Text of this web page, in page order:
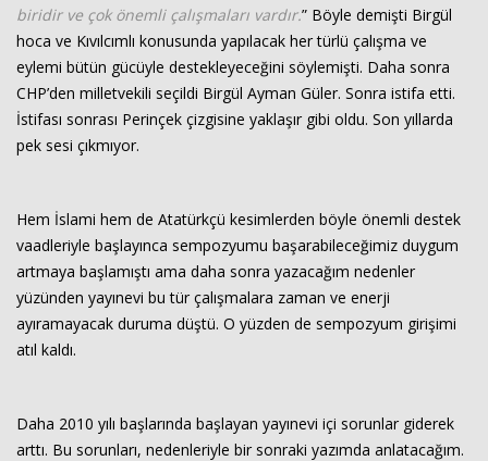
biridir ve çok önemli çalışmaları vardır.” Böyle demişti Birgül
hoca ve Kıvılcımlı konusunda yapılacak her türlü çalışma ve
eylemi bütün gücüyle destekleyeceğini söylemişti. Daha sonra
CHP’den milletvekili seçildi Birgül Ayman Güler. Sonra istifa etti.
İstifası sonrası Perinçek çizgisine yaklaşır gibi oldu. Son yıllarda
pek sesi çıkmıyor.
Hem İslami hem de Atatürkçü kesimlerden böyle önemli destek
vaadleriyle başlayınca sempozyumu başarabileceğimiz duygum
artmaya başlamıştı ama daha sonra yazacağım nedenler
yüzünden yayınevi bu tür çalışmalara zaman ve enerji
ayıramayacak duruma düştü. O yüzden de sempozyum girişimi
atıl kaldı.
Daha 2010 yılı başlarında başlayan yayınevi içi sorunlar giderek
arttı. Bu sorunları, nedenleriyle bir sonraki yazımda anlatacağım.